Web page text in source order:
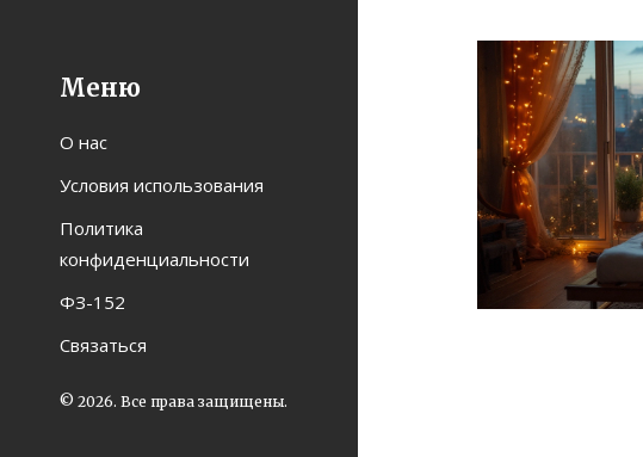
Меню
О нас
Условия использования
Политика
конфиденциальности
ФЗ-152
Связаться
© 2026. Все права защищены.